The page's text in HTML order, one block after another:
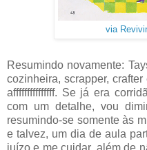
via
Resumindo novamente:
cozinheira, scrapper,
afffffffffffffff. Se já era
com um detalhe, vou
resumindo-se somente às
e talvez, um dia de aula
juízo e me cuidar, além de